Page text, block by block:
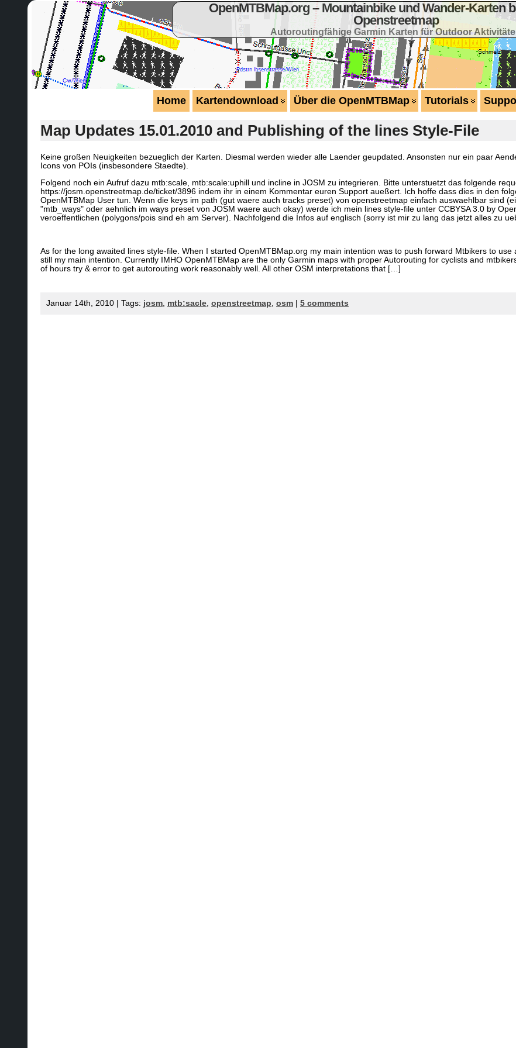
OpenMTBMap.org – Mountainbike und Wander-Karten
Openstreetmap
Autoroutingfähige Garmin Karten für Outdoor
Home Kartendownload Über die OpenMTBMap Tutorials
Map Updates 15.01.2010 and Publishing of the lines Style-File
Keine großen Neuigkeiten bezueglich der Karten. Diesmal werden wieder alle Laender geupdated. Ansonsten nur ein paar
Icons von POIs (insbesondere Staedte).
Folgend noch ein Aufruf dazu mtb:scale, mtb:scale:uphill und incline in JOSM zu integrieren. Bitte unterstuetzt das folgende
https://josm.openstreetmap.de/ticket/3896 indem ihr in einem Kommentar euren Support aueßert. Ich hoffe dass dies in den
OpenMTBMap User tun. Wenn die keys im path (gut waere auch tracks preset) von openstreetmap einfach auswaehlbar sind
"mtb_ways" oder aehnlich im ways preset von JOSM waere auch okay) werde ich mein lines style-file unter CCBYSA 3.0 by
veroeffentlichen (polygons/pois sind eh am Server). Nachfolgend die Infos auf englisch (sorry ist mir zu lang das jetzt alles zu
As for the long awaited lines style-file. When I started OpenMTBMap.org my main intention was to push forward Mtbikers to use
still my main intention. Currently IMHO OpenMTBMap are the only Garmin maps with proper Autorouting for cyclists and
of hours try & error to get autorouting work reasonably well. All other OSM interpretations that […]
Januar 14th, 2010 | Tags: josm, mtb:sacle, openstreetmap, osm 5 comments